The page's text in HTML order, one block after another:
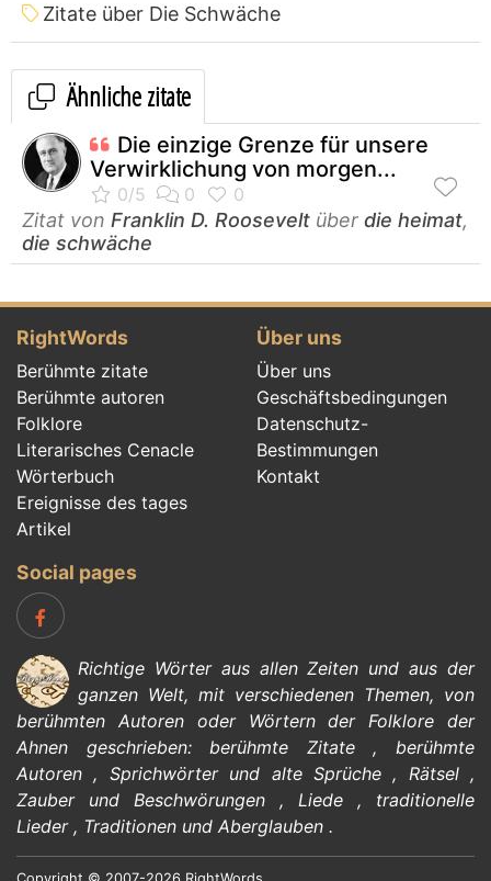
Zitate über Die Schwäche
Ähnliche zitate
Die einzige Grenze für unsere
Verwirklichung von morgen...
Zitat von Franklin D. Roosevelt über die heimat,
die schwäche
RightWords
Berühmte zitate
Berühmte autoren
Folklore
Literarisches Cenacle
Wörterbuch
Ereignisse des tages
Artikel
Über uns
Über uns
Geschäftsbedingungen
Datenschutz-
Bestimmungen
Kontakt
Social pages
Richtige Wörter aus allen Zeiten und aus der
ganzen Welt, mit verschiedenen Themen, von
berühmten Autorenoder Wörtern der Folklore der
Ahnen geschrieben: berühmte Zitate, berühmte
Autoren , Sprichwörter und alte Sprüche, Rätsel,
Zauber und Beschwörungen , Liede , traditionelle
Lieder, Traditionen und Aberglauben .